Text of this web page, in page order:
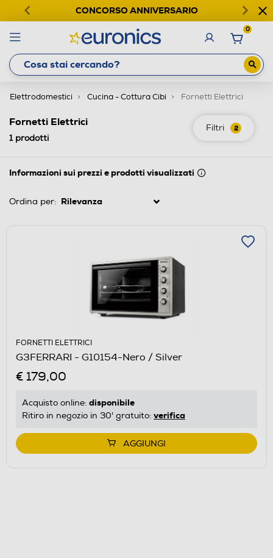
CONCORSO ANNIVERSARIO
0
Elettrodomestici Cucina - Cottura Cibi Fornetti Elettrici
Filtri 2
Fornetti Elettrici
1prodotti
Informazioni sui prezzi e prodotti visualizzati
Ordina per:
FORNETTI ELETTRICI
G3FERRARI - G10154-Nero / Silver
€ 179,00
Acquisto online: disponibile
Ritiro in negozio in 30' gratuito: verifica
AGGIUNGI